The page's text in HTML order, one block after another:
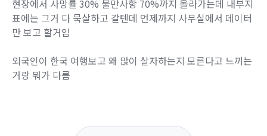
현장에서 사망률 30% 불만사항 70%까지 올라가는데 내부지
표에는 그거 다 묵살하고 갈텐데 언제까지 사무실에서 데이터
만 보고 할거임
외국인이 한국 여행보고 왜 많이 살자하는지 모른다고 느끼는
거랑 뭐가 다름